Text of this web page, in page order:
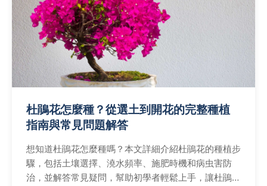
杜鵑花怎麼種？從選土到開花的完整種植
指南與常見問題解答
想知道杜鵑花怎麼種嗎？本文詳細介紹杜鵑花的種植步
驟，包括土壤選擇、澆水頻率、施肥時機和病虫害防
治，並解答常見疑問，幫助初學者輕鬆上手，讓杜鵑花